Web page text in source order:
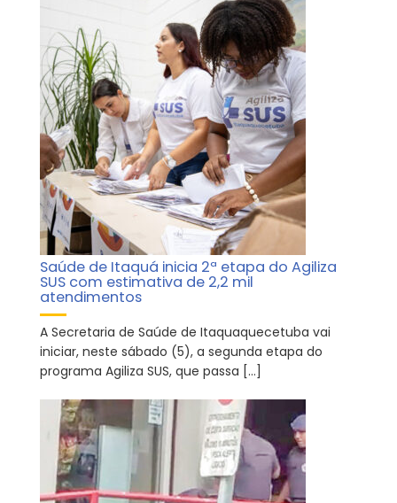
Saúde de Itaquá inicia 2ª etapa do Agiliza
SUS com estimativa de 2,2 mil
atendimentos
A Secretaria de Saúde de Itaquaquecetuba vai
iniciar, neste sábado (5), a segunda etapa do
programa Agiliza SUS, que passa […]